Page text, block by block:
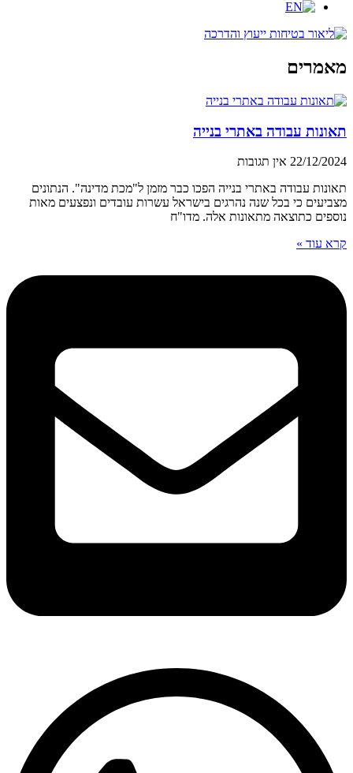
מאמרים
תאונות עבודה באתרי בנייה
22/12/2024 אין תגובות
תאונות עבודה באתרי בנייה הפכו כבר מזמן ל"מכת מדינה". הנתונים
מצביעים כי בכל שנה נהרגים בישראל עשרות עובדים ונפצעים מאות
נוספים כתוצאה מתאונות אלה. מדו"ח
קרא עוד »